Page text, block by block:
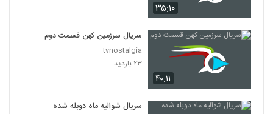
۳۵:۱۰
۴۰:۱۱
سریال سرزمین کهن قسمت دوم
tvnostalgia
۲۳ بازدید
سریال شوالیه ماه دوبله شده